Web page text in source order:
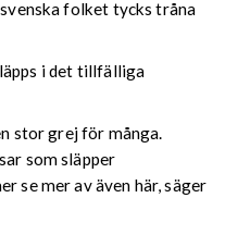
folket tycks tråna
i det tillfälliga
stor grej för många.
som släpper
se mer av även här, säger